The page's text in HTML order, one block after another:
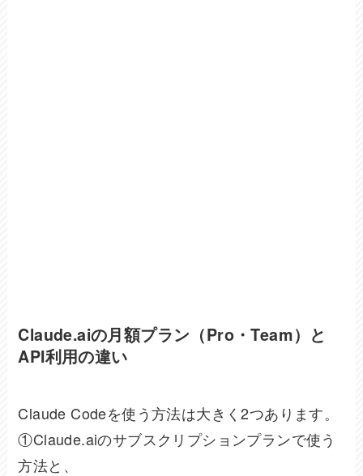
Claude.aiの月額プラン（Pro・Team）と
API利用の違い
Claude Codeを使う方法は大きく2つあります。
①Claude.aiのサブスクリプションプランで使う
方法と、